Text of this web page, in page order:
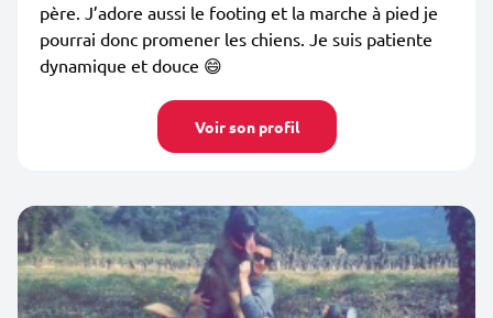
père. J’adore aussi le footing et la marche à pied je
pourrai donc promener les chiens. Je suis patiente
dynamique et douce 😄
Voir son profil